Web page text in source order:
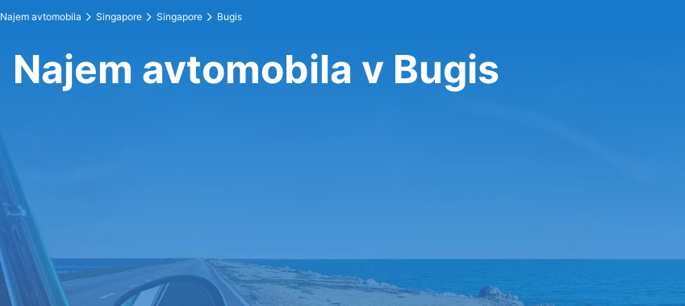
Najem avtomobila Singapore Singapore Bugis
Najem avtomobila v Bugis